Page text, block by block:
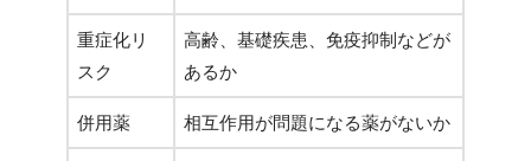
重症化リ
スク
高齢、基礎疾患、免疫抑制などが
あるか
併用薬 相互作用が問題になる薬がないか